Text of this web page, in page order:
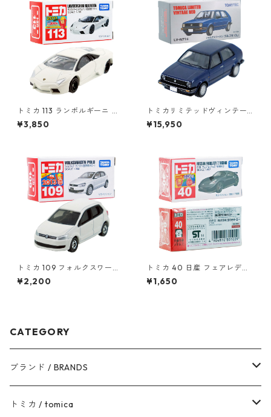
トミカ 113 ランボルギーニ レ
ヴェントン (初回特別カラー)
#10421641
¥3,850
トミカリミテッドヴィンテー
ジネオ LV-N71b フォルクスワ
ーゲン ゴルフⅡ CLi #362299
¥15,950
トミカ 109 フォルクスワーゲ
ン ポロ（初回特別カラー）#1
0467380
¥2,200
トミカ 40 日産 フェアレディ
Z NISMO #10801009
¥1,650
CATEGORY
ブランド / BRANDS
トヨタ / TOYOTA
トミカ / tomica